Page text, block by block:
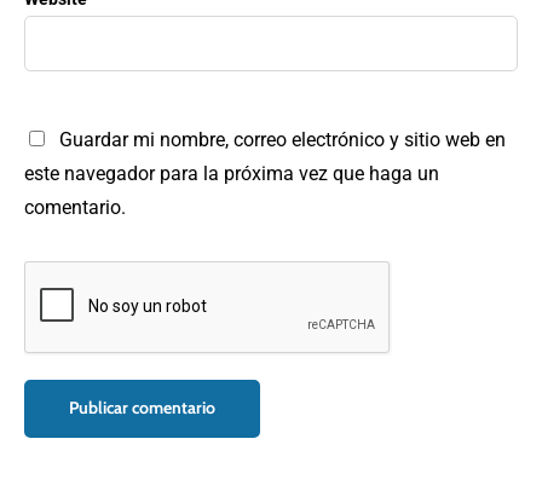
Guardar mi nombre, correo electrónico y sitio web en
este navegador para la próxima vez que haga un
comentario.